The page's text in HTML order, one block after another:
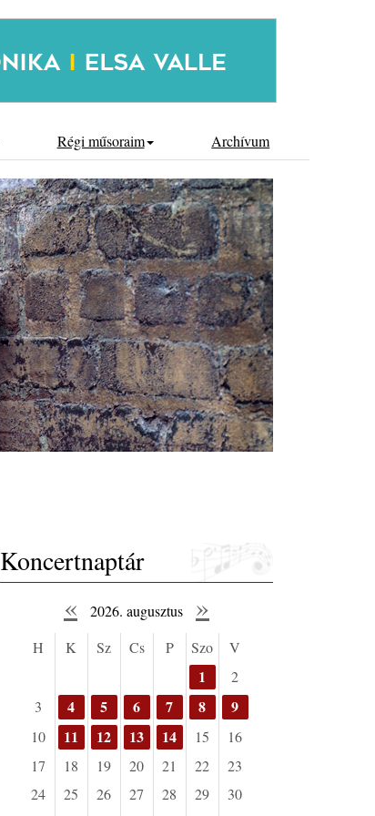
Régi műsoraim Archívum
Koncertnaptár
« 2026. augusztus »
H K Sz Cs P Szo V
1
2
3
4 5 6 7 8 9
10 11 12 13 14 15
16
17
18 19 20 21 22
23
24
25 26 27 28 29
30